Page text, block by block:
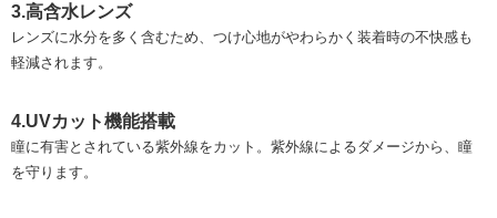
3.高含水レンズ
レンズに水分を多く含むため、つけ心地がやわらかく装着時の不快感も
軽減されます。
4.UVカット機能搭載
瞳に有害とされている紫外線をカット。紫外線によるダメージから、瞳
を守ります。